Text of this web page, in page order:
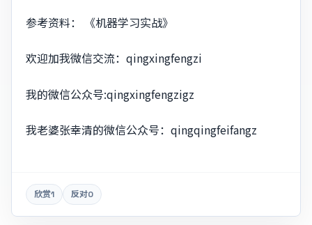
参考资料： 《机器学习实战》
欢迎加我微信交流：qingxingfengzi
我的微信公众号:qingxingfengzigz
我老婆张幸清的微信公众号：qingqingfeifangz
欣赏1 反对0